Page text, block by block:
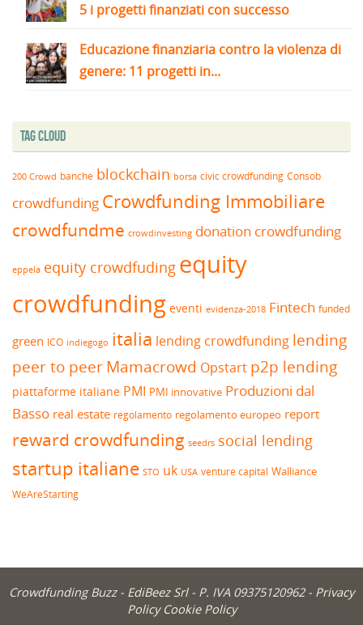
5 i progetti finanziati con successo
Educazione finanziaria contro la violenza di
genere: 11 progetti in...
Tag Cloud
200 Crowd banche blockchain borsa civic crowdfunding Consob
crowdfunding Crowdfunding Immobiliare
crowdfundme crowdinvesting donation crowdfunding
eppela equity crowdfuding equity
crowdfunding eventi evidenza-2018 Fintech funded
green ICO indiegogo italia lending crowdfunding lending
peer to peerMamacrowd Opstart p2p lending
piattaforme italiane PMI PMI innovative Produzioni dal
Basso real estate regolamento regolamento europeo report
reward crowdfunding seedrs social lending
startup italiane STO uk USA venture capital Walliance
WeAreStarting
Crowdfunding Buzz - EdiBeez Srl - P. IVA 09375120962 - Privacy
Policy Cookie Policy